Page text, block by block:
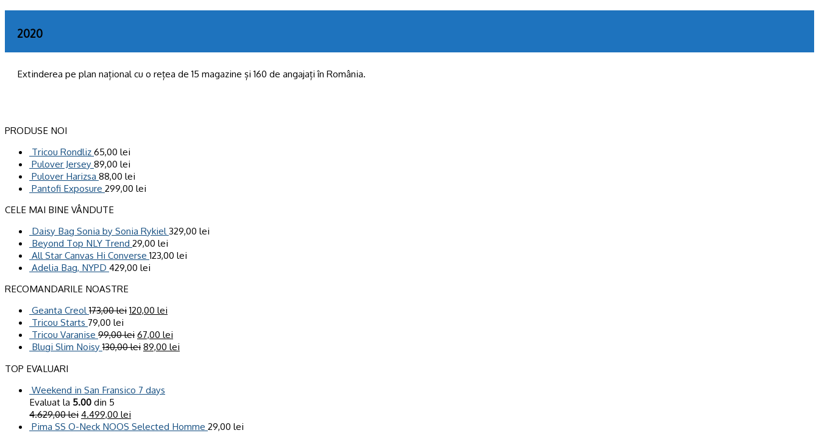
2020
Extinderea pe plan național cu o rețea de 15 magazine și 160 de angajați în România.
PRODUSE NOI
Tricou Rondliz 65,00 lei
Pulover Jersey 89,00 lei
Pulover Harizsa 88,00 lei
Pantofi Exposure 299,00 lei
CELE MAI BINE VÂNDUTE
Daisy Bag Sonia by Sonia Rykiel 329,00 lei
Beyond Top NLY Trend 29,00 lei
All Star Canvas Hi Converse 123,00 lei
Adelia Bag, NYPD 429,00 lei
RECOMANDARILE NOASTRE
Geanta Creol 173,00lei 120,00 lei
Tricou Starts 79,00 lei
Tricou Varanise 99,00lei 67,00 lei
Blugi Slim Noisy 130,00lei 89,00 lei
TOP EVALUARI
Weekend in San Fransico 7 days
Evaluat la 5.00 din 5
4.629,00lei 4.499,00 lei
Pima SS O-Neck NOOS Selected Homme 29,00 lei